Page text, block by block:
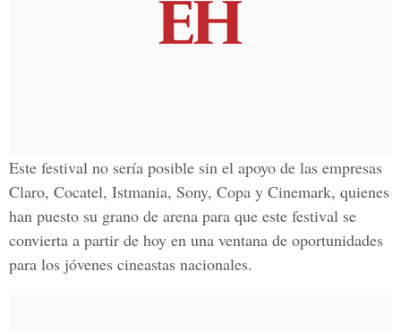
Este festival no sería posible sin el apoyo de las empresas
Claro, Cocatel, Istmania, Sony, Copa y Cinemark, quienes
han puesto su grano de arena para que este festival se
convierta a partir de hoy en una ventana de oportunidades
para los jóvenes cineastas nacionales.